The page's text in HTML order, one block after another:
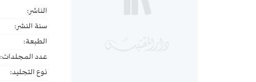
الناشر:
سنة النشر:
الطبعة:
عدد المجلدات:
نوع التجليد: